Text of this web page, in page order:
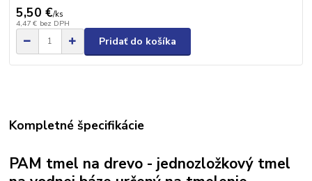
5,50 €/ks
4,47 € bez DPH
Pridať do košíka
Kompletné špecifikácie
PAM tmel na drevo - jednozložkový tmel